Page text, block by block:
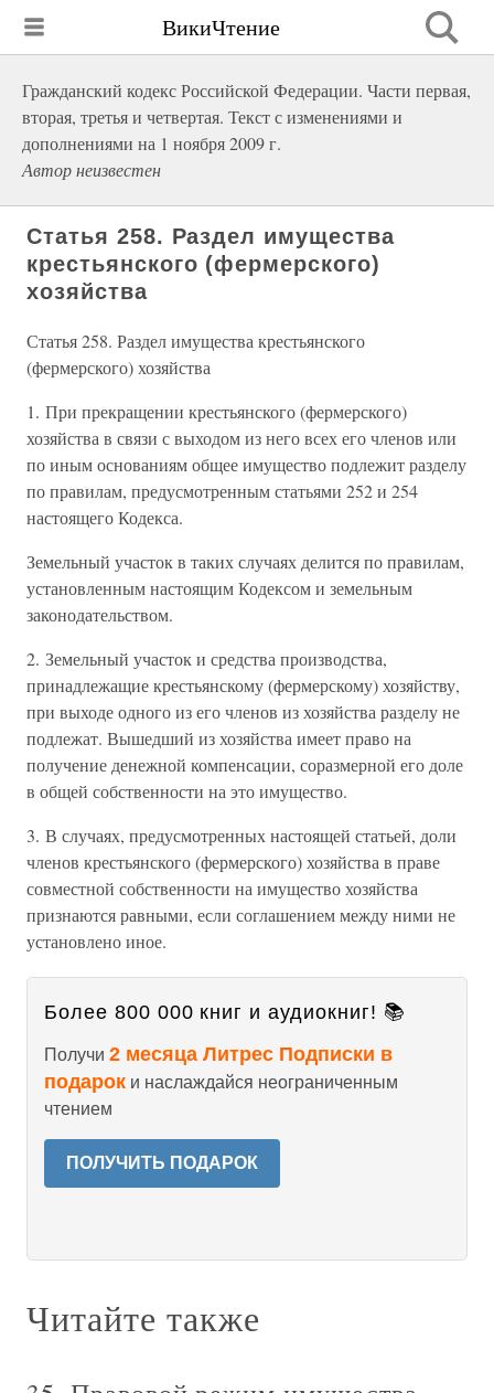
ВикиЧтение
Гражданский кодекс Российской Федерации. Части первая,
вторая, третья и четвертая. Текст с изменениями и
дополнениями на 1 ноября 2009 г.
Автор неизвестен
Статья 258. Раздел имущества
крестьянского (фермерского)
хозяйства
Статья 258. Раздел имущества крестьянского
(фермерского) хозяйства
1. При прекращении крестьянского (фермерского)
хозяйства в связи с выходом из него всех его членов или
по иным основаниям общее имущество подлежит разделу
по правилам, предусмотренным статьями 252 и 254
настоящего Кодекса.
Земельный участок в таких случаях делится по правилам,
установленным настоящим Кодексом и земельным
законодательством.
2. Земельный участок и средства производства,
принадлежащие крестьянскому (фермерскому) хозяйству,
при выходе одного из его членов из хозяйства разделу не
подлежат. Вышедший из хозяйства имеет право на
получение денежной компенсации, соразмерной его доле
в общей собственности на это имущество.
3. В случаях, предусмотренных настоящей статьей, доли
членов крестьянского (фермерского) хозяйства в праве
совместной собственности на имущество хозяйства
признаются равными, если соглашением между ними не
установлено иное.
Более 800 000 книг и аудиокниг! 📚
Получи 2 месяца Литрес Подписки в
подарок и наслаждайся неограниченным
чтением
ПОЛУЧИТЬ ПОДАРОК
Читайте также